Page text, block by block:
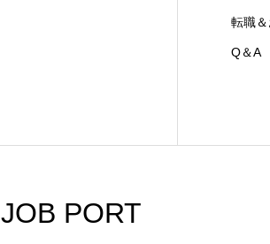
転職
Q＆A
JOB PORT